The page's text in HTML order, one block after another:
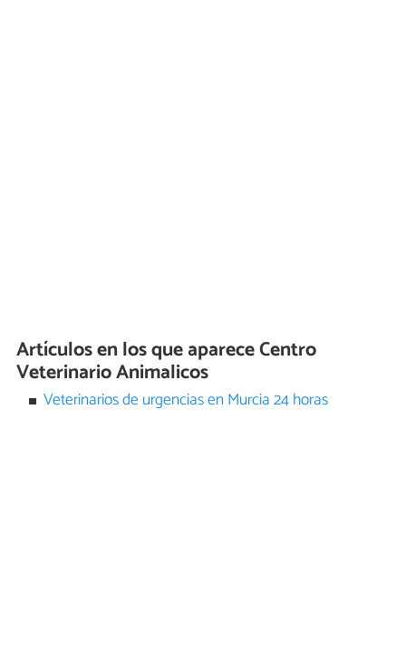
Artículos en los que aparece Centro
Veterinario Animalicos
Veterinarios de urgencias en Murcia 24 horas